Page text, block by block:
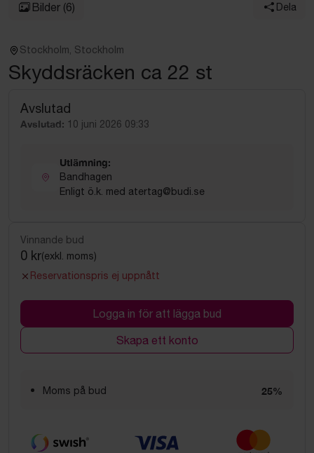
Bilder (6) Dela
Stockholm, Stockholm
Skyddsräcken ca 22 st
Avslutad
Avslutad: 10 juni 2026 09:33
Utlämning:
Bandhagen
Enligt ö.k. med atertag@budi.se
Vinnande bud
0 kr(exkl. moms)
Reservationspris ej uppnått
Logga in för att lägga bud
Skapa ett konto
Moms på bud 25%